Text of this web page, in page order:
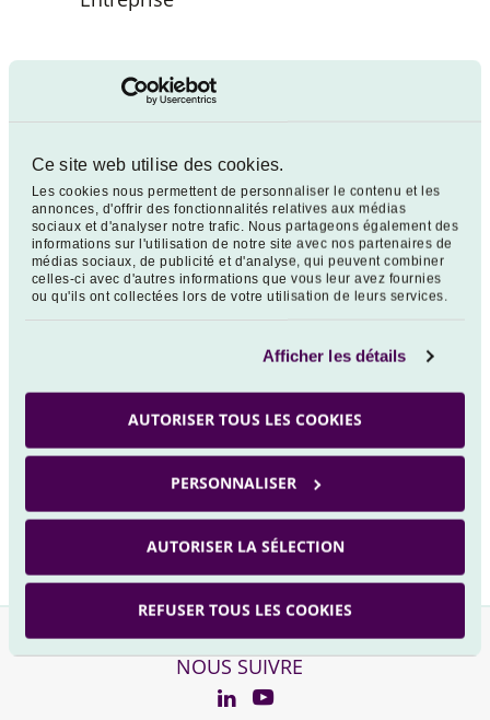
Ce site web utilise des cookies.
Les cookies nous permettent de personnaliser le contenu et les
annonces, d'offrir des fonctionnalités relatives aux médias
sociaux et d'analyser notre trafic. Nous partageons également des
informations sur l'utilisation de notre site avec nos partenaires de
médias sociaux, de publicité et d'analyse, qui peuvent combiner
celles-ci avec d'autres informations que vous leur avez fournies
ou qu'ils ont collectées lors de votre utilisation de leurs services.
Afficher les détails
AUTORISER TOUS LES COOKIES
PERSONNALISER
AUTORISER LA SÉLECTION
REFUSER TOUS LES COOKIES
La date d’entrée en vigueur de ces modifications
est le 18 février 2022.
inchangées.
Le Document d’Informations Clés pour
l’Investisseur ainsi que le Prospectus, décrivant
l’ensemble des caractéristiques du Fonds, sont
disponibles :
- auprès de la société de gestion, sur simple
115 rue Montmartre CS 21818 75080 PARIS Cedex
2 ou à l'adresse électronique suivante :
[email protected]. Ils vous seront adressés dans
un délai de huit jours ouvrés ;
- et sur ce site internet.
NOUS SUIVRE
LinkedinYouTube